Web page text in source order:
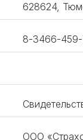
628624,
8-3466-459-
ООО